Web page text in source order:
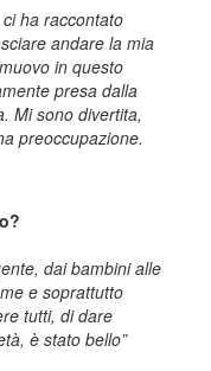
ha raccontato
andare la mia
in questo
presa dalla
Mi sono divertita,
preoccupazione.
dai bambini alle
e soprattutto
tutti, di dare
è stato bello”